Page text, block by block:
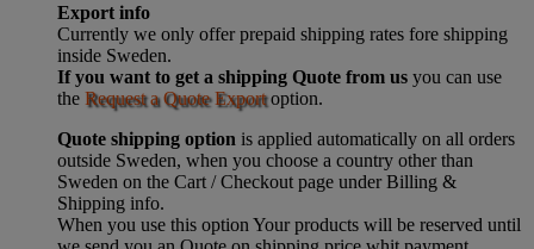
Export info
Currently we only offer prepaid shipping rates fore shipping
inside Sweden.
If you want to get a shipping Quote from us you can use
the Request a Quote Exportoption.
Quote shipping option is applied automatically on all orders
outside Sweden, when you choose a country other than
Sweden on the Cart / Checkout page under Billing &
Shipping info.
When you use this option Your products will be reserved until